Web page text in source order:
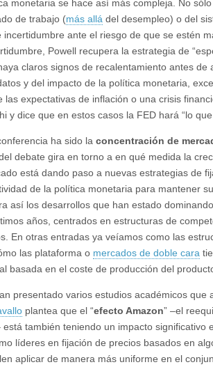
monetaria se hace así más compleja. No
de trabajo (más allá del desempleo) o del
ante el riesgo de que se estén
Powell recupera la estrategia de
claros signos de recalentamiento antes
y del impacto de la política monetaria,
las expectativas de inflación o una crisis
y dice que en estos casos la FED hará “lo que
ha sido la concentración de
del debate gira en torno a en qué medida la
está dando paso a nuevas estrategias de
de la política monetaria para mantener
así los desarrollos que han estado
años, centrados en estructuras de
En otras entradas ya veíamos como las
las plataforma o mercados de doble cara
basada en el coste de producción del
presentado varios estudios académicos que
plantea que el “efecto Amazon” –el
también teniendo un impacto significativo
líderes en fijación de precios basados en
aplicar de manera más uniforme en el